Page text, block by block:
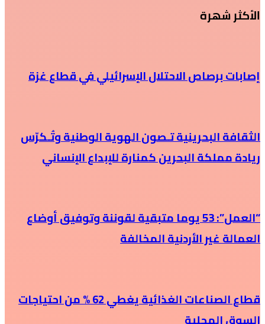
الأكثر شهرة
إصابات برصاص الاحتلال الإسرائيلي في قطاع غزة
الثقافة البحرينية تـصون الهوية الوطنية وتُـكرّس
ريادة مملكة البحرين كمنارة للإبداع الإنساني
“العمل”: 53 يوما متبقية لقوننة وتوفيق أوضاع
العمالة غير الأردنية المخالفة
قطاع الصناعات الغذائية يغطي 62 % من احتياجات